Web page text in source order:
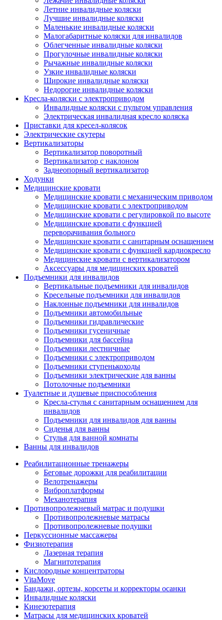
Летние инвалидные коляски
Лучшие инвалидные коляски
Маленькие инвалидные коляски
Малогабаритные коляски для инвалидов
Облегченные инвалидные коляски
Прогулочные инвалидные коляски
Рычажные инвалидные коляски
Узкие инвалидные коляски
Широкие инвалидные коляски
Недорогие инвалидные коляски
Кресла-коляски с электроприводом
Инвалидные коляски с пультом управления
Электрическая инвалидная кресло коляска
Приставки для кресел-колясок
Электрические скутеры
Вертикализаторы
Вертикализатор поворотный
Вертикализатор с наклоном
Заднеопорный вертикализатор
Ходунки
Медицинские кровати
Медицинские кровати с механическим приводом
Медицинские кровати с электроприводом
Медицинские кровати с регулировкой по высоте
Медицинские кровати с функцией
переворачивания больного
Медицинские кровати с санитарным оснащением
Медицинские кровати с функцией кардиокресло
Медицинские кровати с вертикализатором
Аксессуары для медицинских кроватей
Подъемники для инвалидов
Вертикальные подъемники для инвалидов
Кресельные подъемники для инвалидов
Наклонные подъемники для инвалидов
Подъемники автомобильные
Подъемники гидравлические
Подъемники гусеничные
Подъемники для бассейна
Подъемники лестничные
Подъемники с электроприводом
Подъемники ступенькоходы
Подъемники электрические для ванны
Потолочные подъемники
Туалетные и душевые приспособления
Кресла-стулья с санитарным оснащением для
инвалидов
Подъемники для инвалидов для ванны
Сиденья для ванны
Стулья для ванной комнаты
Ванны для инвалидов
Реабилитационные тренажеры
Беговые дорожки для реабилитации
Велотренажеры
Виброплатформы
Механотерапия
Противопролежневый матрас и подушки
Противопролежневые матрасы
Противопролежневые подушки
Перкуссионные массажеры
Физиотерапия
Лазерная терапия
Магнитотерапия
Кислородные концентраторы
VitaMove
Бандажи, ортезы, корсеты и корректоры осанки
Инвалидные коляски
Кинезотерапия
Матрасы для медицинских кроватей